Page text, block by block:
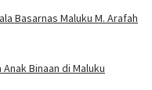
Basarnas Maluku M. Arafah
Binaan di Maluku